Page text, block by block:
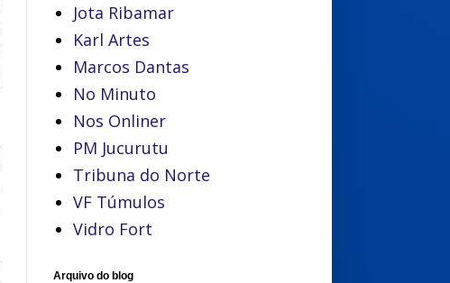
Jota Ribamar
Karl Artes
Marcos Dantas
No Minuto
Nos Onliner
PM Jucurutu
Tribuna do Norte
VF Túmulos
Vidro Fort
Arquivo do blog